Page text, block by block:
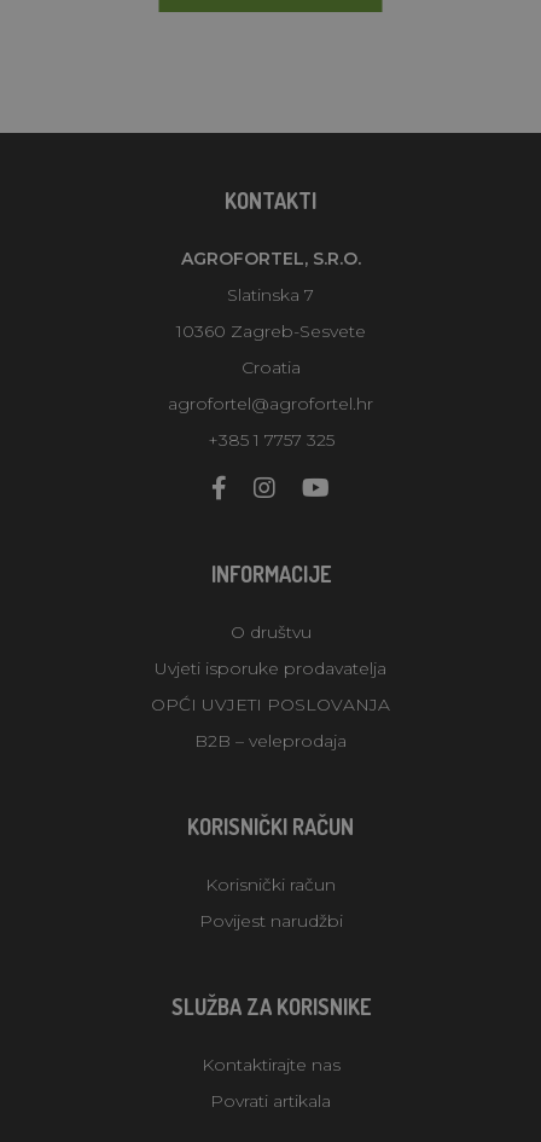
KONTAKTI
AGROFORTEL, S.R.O.
Slatinska 7
10360 Zagreb-Sesvete
Croatia
agrofortel@agrofortel.hr
+385 1 7757 325
INFORMACIJE
O društvu
Uvjeti isporuke prodavatelja
OPĆI UVJETI POSLOVANJA
B2B – veleprodaja
KORISNIČKI RAČUN
Korisnički račun
Povijest narudžbi
SLUŽBA ZA KORISNIKE
Kontaktirajte nas
Povrati artikala